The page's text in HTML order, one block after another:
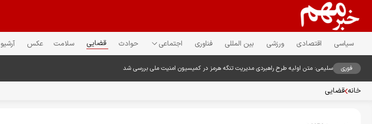
سیاسی اقتصادی ورزشی بین المللی فناوری اجتماعی حوادث قضایی سلامت عکس
فوری سلیمی: متن اولیه طرح راهبردی مدیریت تنگه هرمز در کمیسیون امنیت ملی بررسی شد
خانه قضایی